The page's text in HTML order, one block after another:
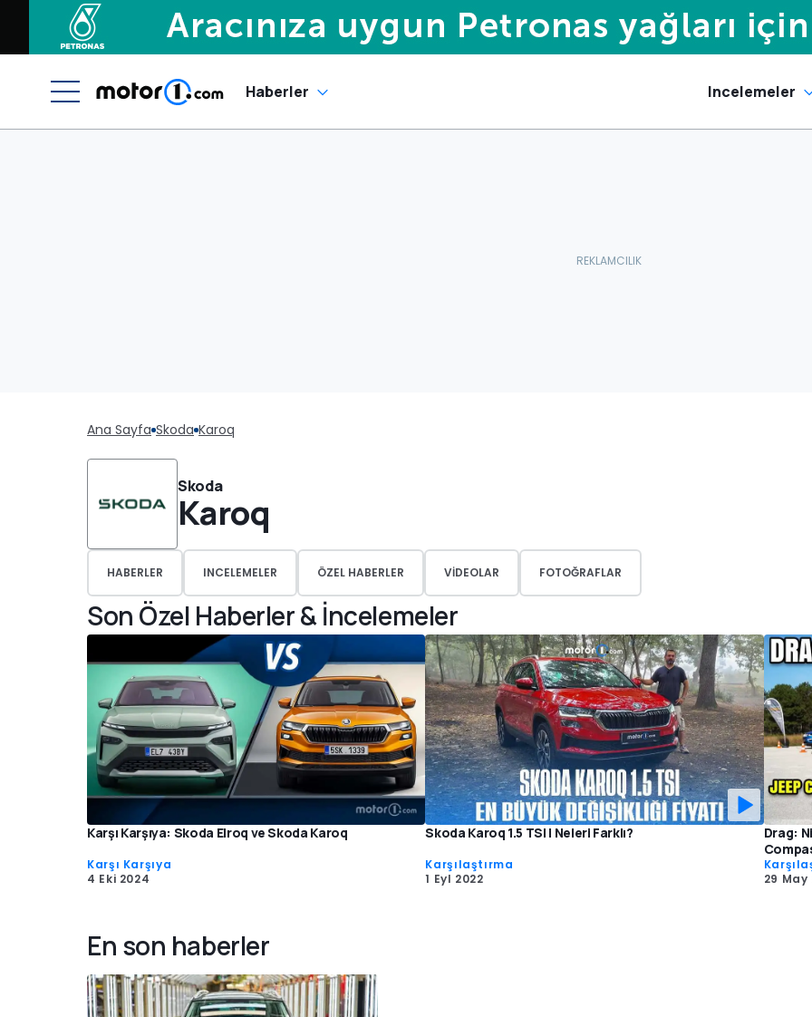
Haberler Incelemeler
Ana Sayfa Skoda Karoq
Skoda
Karoq
HABERLER INCELEMELER ÖZEL HABERLER VIDEOLAR FOTOĞRAFLAR
Son Özel Haberler & İncelemeler
Karşı Karşıya: Skoda Elroq ve Skoda Karoq
Karşı Karşıya
4 Eki 2024
Skoda Karoq 1.5 TSI | Neleri Farklı?
Karşılaştırma
1 Eyl 2022
Drag:
29 May
En son haberler